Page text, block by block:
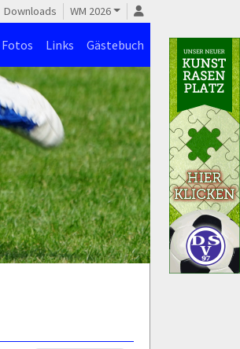
Downloads WM 2026
Fotos Links Gästebuch